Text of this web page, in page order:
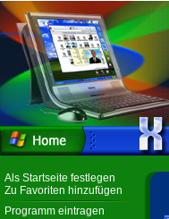
Als Startseite festlegen
Zu Favoriten hinzufügen
Programm eintragen